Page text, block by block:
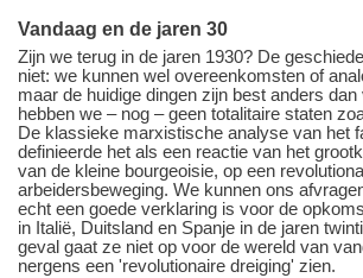
Vandaag en de jaren 30
Zijn we terug in de jaren 1930? De
niet: we kunnen wel overeenkomsten of
maar de huidige dingen zijn best anders dan
hebben we – nog – geen totalitaire staten
De klassieke marxistische analyse van het
definieerde het als een reactie van het
van de kleine bourgeoisie, op een
arbeidersbeweging. We kunnen ons
echt een goede verklaring is voor de
in Italië, Duitsland en Spanje in de jaren
geval gaat ze niet op voor de wereld van
nergens een 'revolutionaire dreiging' zien.